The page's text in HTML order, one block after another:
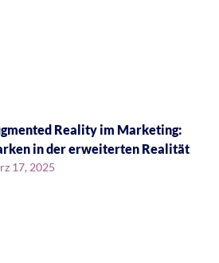
Reality im Marketing:
in der erweiterten Realität
17, 2025